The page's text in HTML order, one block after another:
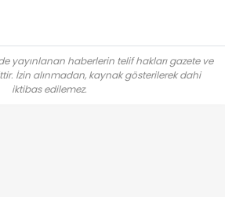
yayınlanan haberlerin telif hakları gazete ve
İzin alınmadan, kaynak gösterilerek dahi
iktibas edilemez.